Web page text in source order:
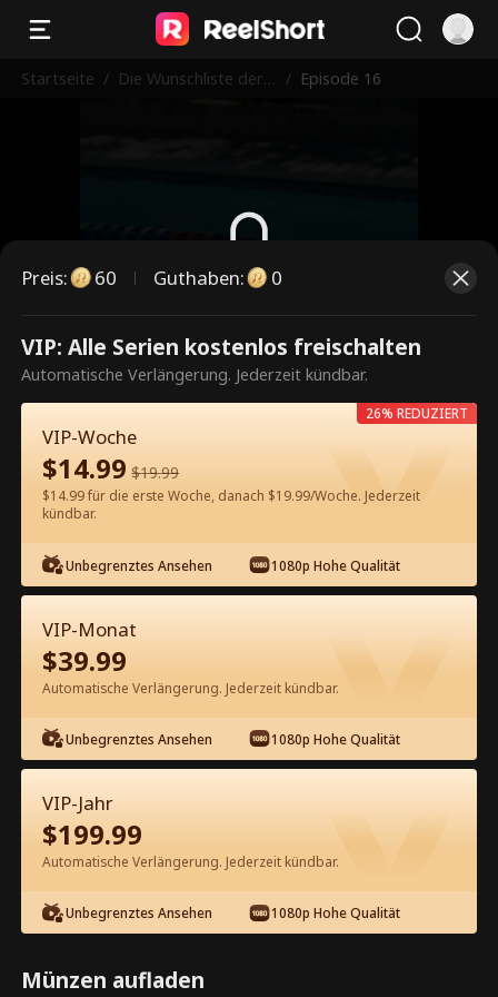
Startseite / Die Wunschliste der J
/ Episode 16
Dies ist eine kostenpflichtige
Episode. Bitte entsperren, um
weiterzusehen.
60Jetzt entsperren
Kostenlos in der App ansehen
Episode 16 - Die Wunschliste der
Jungfrau Kompletter Film
1-50 51-82
16 17 19 20
Preis: 60 Guthaben: 0
VIP: Alle Serien kostenlos freischalten
Automatische Verlängerung. Jederzeit kündbar.
VIP-Woche
$14.99 $19.99
$14.99 für die erste Woche, danach $19.99/Woche. Jederzeit
kündbar.
Unbegrenztes Ansehen 1080p Hohe Qualität
26% REDUZIERT
VIP-Monat
$39.99
Automatische Verlängerung. Jederzeit kündbar.
Unbegrenztes Ansehen 1080p Hohe Qualität
VIP-Jahr
$199.99
Automatische Verlängerung. Jederzeit kündbar.
Unbegrenztes Ansehen 1080p Hohe Qualität
Münzen aufladen